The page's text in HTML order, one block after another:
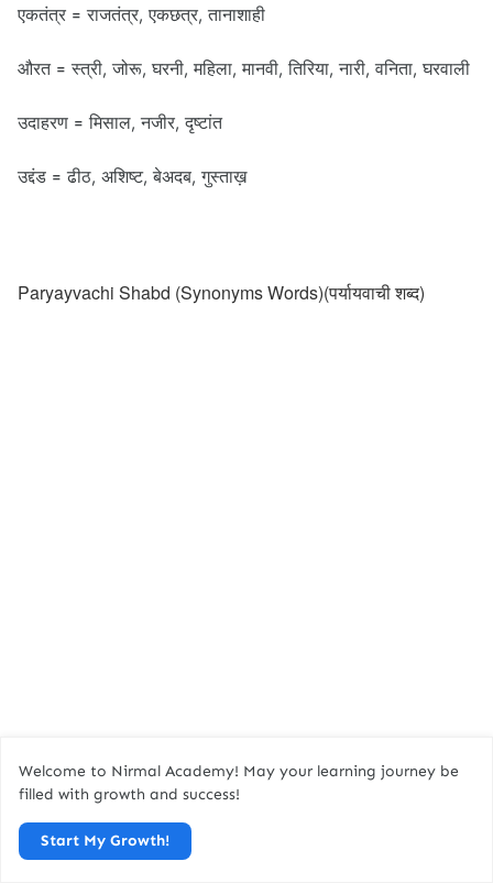
एकतंत्र = राजतंत्र, एकछत्र, तानाशाही
औरत = स्त्री, जोरू, घरनी, महिला, मानवी, तिरिया, नारी, वनिता, घरवाली
उदाहरण = मिसाल, नजीर, दृष्टांत
उद्दंड = ढीठ, अशिष्ट, बेअदब, गुस्ताख़
Paryayvachi Shabd (Synonyms Words)(पर्यायवाची शब्द)
Welcome to Nirmal Academy! May your learning journey be
filled with growth and success!
Start My Growth!